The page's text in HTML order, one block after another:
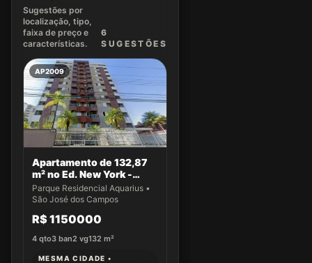
Sugestões por
localização, tipo,
faixa de preço e
características.
6
SUGEST ÕES
AP2009
Apartamento de 132,87
m² no Ed. New York -
Apto 14
Parque Residencial Aquarius •
São José dos Campos
R$ 1150000
4 qto3 ban2 vg132 m²
MESMA CIDADE •